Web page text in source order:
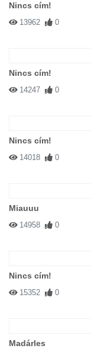
Nincs cím!
13962 0
Nincs cím!
14247 0
Nincs cím!
14018 0
Miauuu
14958 0
Nincs cím!
15352 0
Madárles